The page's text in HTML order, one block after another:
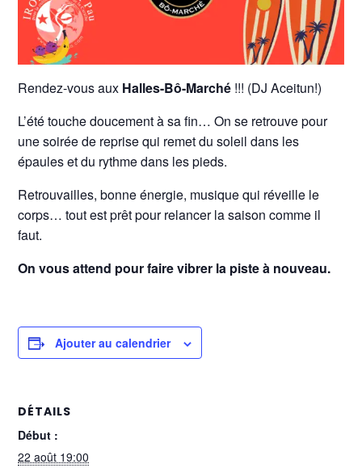
Rendez-vous aux Halles-Bô-Marché !!! (DJ Aceitun!)
L’été touche doucement à sa fin… On se retrouve pour
une soirée de reprise qui remet du soleil dans les
épaules et du rythme dans les pieds.
Retrouvailles, bonne énergie, musique qui réveille le
corps… tout est prêt pour relancer la saison comme il
faut.
On vous attend pour faire vibrer la piste à nouveau.
Ajouter au calendrier
DÉTAILS
Début :
22 août 19:00